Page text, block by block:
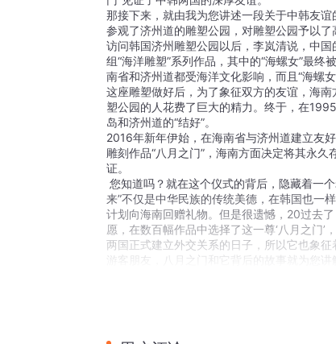
那接下来，就由我为您讲述一段关于中韩友
参观了济州道的雕塑公园，对雕塑公园予以了
访问韩国济州雕塑公园以后，李岚清说，中
组“海洋雕塑”系列作品，其中的“海螺女”最
南省和济州道都受海洋文化影响，而且“海螺
这座雕塑做好后，为了象征双方的友谊，海
塑公园的人花费了巨大的精力。终于，在
岛和济州道的“结好”。
2016年新年伊始，在海南省与济州道建立友
雕刻作品“八月之门”，海南方面决定将其永
证。
来”不仅是中华民族的传统美德，在韩国也一
计划向海南回赠礼物。但是很遗憾，20过去
愿，在数百幅作品中选择了这一尊‘八月之门
两国正式建立外交关系的日子，所以它也象征
游客朋友，八月之门和它背后的故事就为您